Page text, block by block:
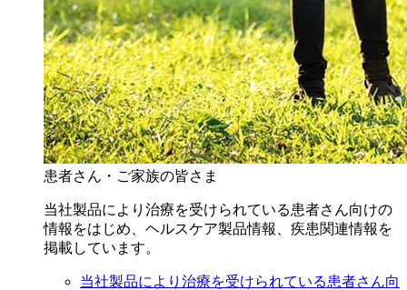
患者さん・ご家族の皆さま
当社製品により治療を受けられている患者さん向けの
情報をはじめ、ヘルスケア製品情報、疾患関連情報を
掲載しています。
当社製品により治療を受けられている患者さん向